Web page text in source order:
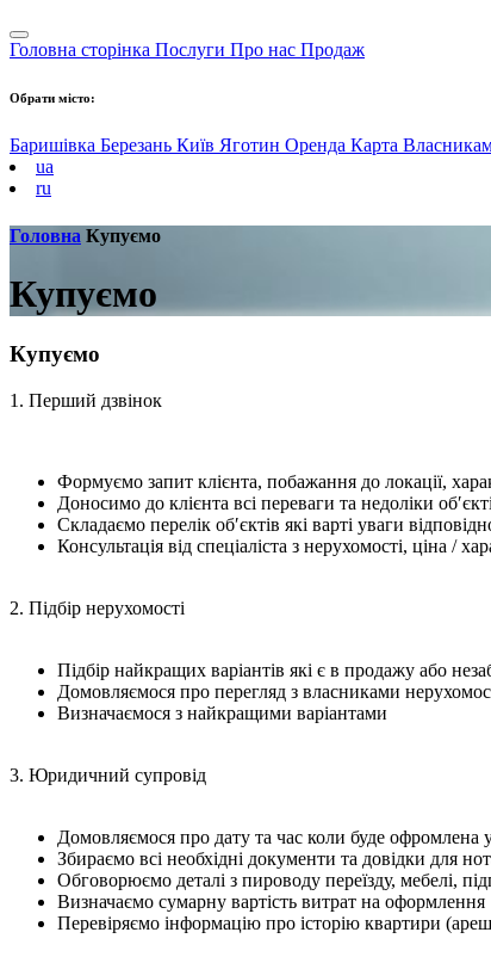
Головна сторінка Послуги Про нас Продаж
Обрати місто:
Баришівка Березань Київ Яготин Оренда Карта
ua
ru
Головна Купуємо
Купуємо
Купуємо
1. Перший дзвінок
Формуємо запит клієнта, побажання до локації,
Доносимо до клієнта всі переваги та недоліки
Складаємо перелік об′єктів які варті уваги
Консультація від спеціаліста з нерухомості, ціна
2. Підбір нерухомості
Підбір найкращих варіантів які є в продажу або
Домовляємося про перегляд з власниками
Визначаємося з найкращими варіантами
3. Юридичний супровід
Домовляємося про дату та час коли буде офромлена
Збираємо всі необхідні документи та довідки для
Обговорюємо деталі з пироводу переїзду, мебелі,
Визначаємо сумарну вартість витрат на оформлення
Перевіряємо інформацію про історію квартири